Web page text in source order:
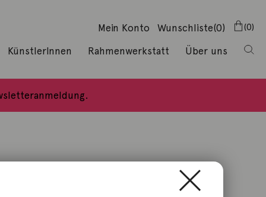
Mein Konto (0)
Wunschliste 0
KünstlerInnen Rahmenwerkstatt Über uns